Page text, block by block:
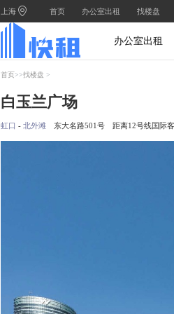
上海 首页 办公室出租 找楼盘
办公室出租
首页>>找楼盘 >
白玉兰广场
虹口 - 北外滩 东大名路501号 距离12号线国际